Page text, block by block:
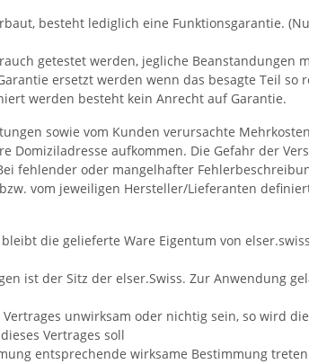
besteht lediglich eine Funktionsgarantie.
getestet werden, jegliche Beanstandungen
ersetzt werden wenn das besagte Teil
werden besteht kein Anrecht auf Garantie.
sowie vom Kunden verursachte
Domiziladresse aufkommen. Die Gefahr der
fehlender oder mangelhafter
vom jeweiligen Hersteller/Lieferanten
die gelieferte Ware Eigentum von
ist der Sitz der elser.Swiss. Zur Anwendung
unwirksam oder nichtig sein, so wird
Vertrages soll
entsprechende wirksame Bestimmung